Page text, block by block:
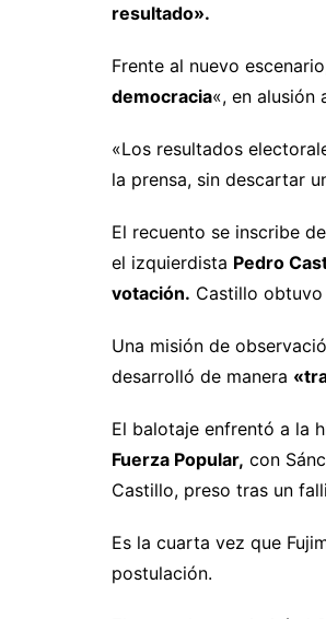
resultado».
Frente al nuevo
democracia«, en alusión
«Los resultados
la prensa, sin descartar
El recuento se inscribe
el izquierdista Pedro
votación. Castillo obtuvo
Una misión de
desarrolló de manera
El balotaje enfrentó a la
Fuerza Popular, con
Castillo, preso tras un
Es la cuarta vez que
postulación.